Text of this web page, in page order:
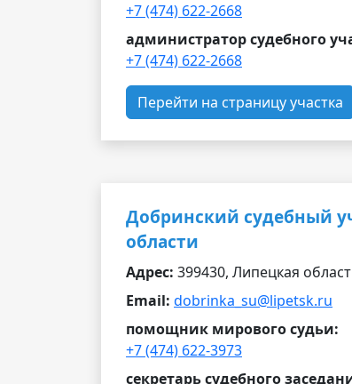
+7 (474) 622-2668
администратор судебного
+7 (474) 622-2668
Перейти на страницу участка
Добринский судебный
области
Адрес: 399430, Липецкая
Email: dobrinka_su@lipetsk.ru
помощник мирового судьи:
+7 (474) 622-3973
секретарь судебного